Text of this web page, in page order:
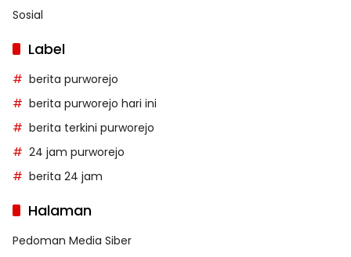
Sosial
Label
berita purworejo
berita purworejo hari ini
berita terkini purworejo
24 jam purworejo
berita 24 jam
Halaman
Pedoman Media Siber